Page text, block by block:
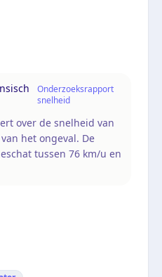
Onderzoeksrapport
snelheid
over de snelheid van
het ongeval. De
tussen 76 km/u en